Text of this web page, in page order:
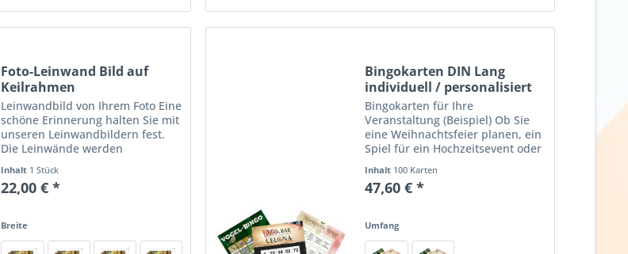
Foto-Leinwand Bild auf
Keilrahmen
Leinwandbild von Ihrem Foto Eine
schöne Erinnerung halten Sie mit
unseren Leinwandbildern fest.
Die Leinwände werden
schützenden seidenglänzenden
Lack überzogen. Das macht Ihre
Inhalt 1 Stück
22,00 € *
Breite
Bingokarten DIN Lang
individuell / personalisiert
Bingokarten für Ihre
Veranstaltung (Beispiel) Ob Sie
eine Weihnachtsfeier planen, ein
Spiel für ein Hochzeitsevent oder
10.000 Besuchern. Für jede
Veranstaltung finden Sie hier die
Inhalt 100 Karten
47,60 € *
Umfang